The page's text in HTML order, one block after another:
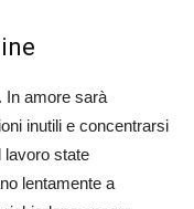
In amore sarà
inutili e concentrarsi
lavoro state
lentamente a